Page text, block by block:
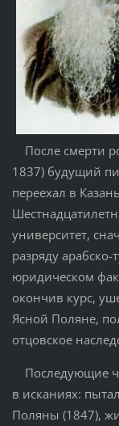
После смерти
1837) будущий
переехал в
университет,
разряду арабско-
юридическом
окончив курс,
Ясной Поляне,
отцовское
Последующие
в исканиях:
Поляны (1847),